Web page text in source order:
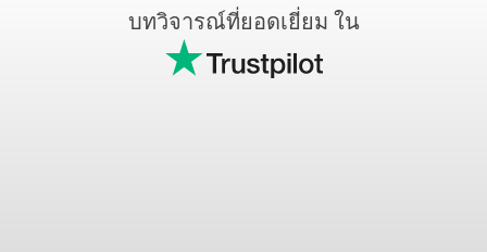
บทวิจารณ์ที่ยอดเยี่ยม ใน